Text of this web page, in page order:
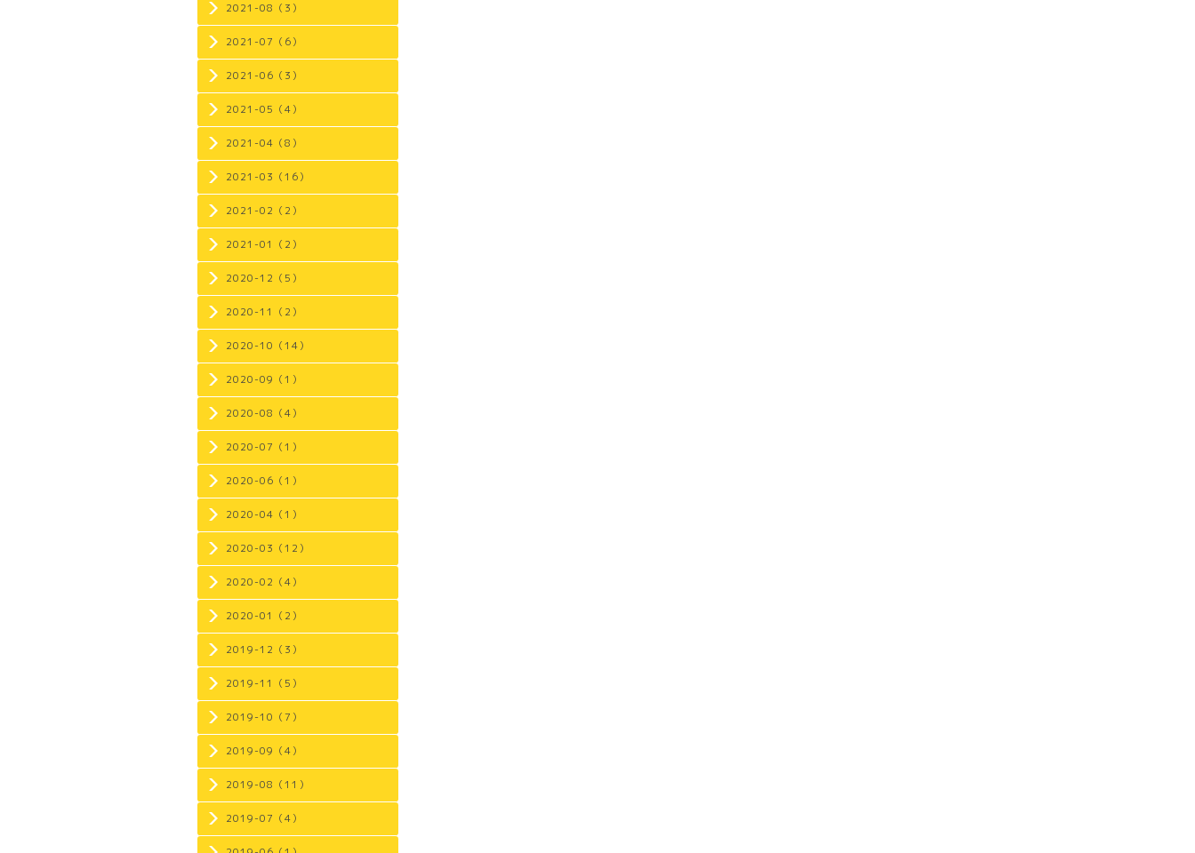
2021-08（3）
2021-07（6）
2021-06（3）
2021-05（4）
2021-04（8）
2021-03（16）
2021-02（2）
2021-01（2）
2020-12（5）
2020-11（2）
2020-10（14）
2020-09（1）
2020-08（4）
2020-07（1）
2020-06（1）
2020-04（1）
2020-03（12）
2020-02（4）
2020-01（2）
2019-12（3）
2019-11（5）
2019-10（7）
2019-09（4）
2019-08（11）
2019-07（4）